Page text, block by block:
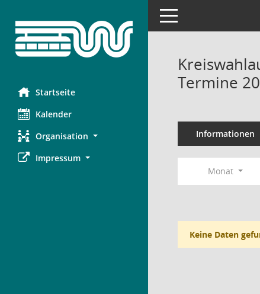
Startseite
Kalender
Organisation
Impressum
Toggle navigation
Termine
Informationen
Monat
Keine Daten